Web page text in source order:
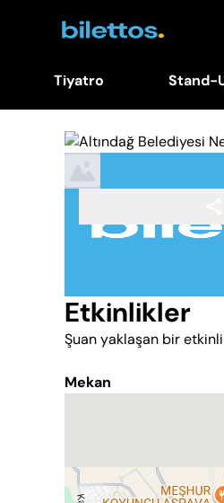
Tiyatro Stand-
Etkinlikler
Şuan yaklaşan bir
Mekan